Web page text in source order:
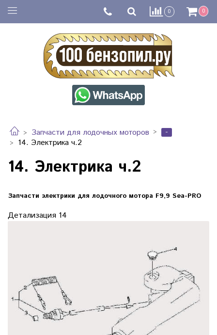
0 0
Запчасти для лодочных моторов
-
14. Электрика ч.2
14. Электрика ч.2
Запчасти электрики для лодочного мотора F9,9 Sea-PRO
Детализация 14